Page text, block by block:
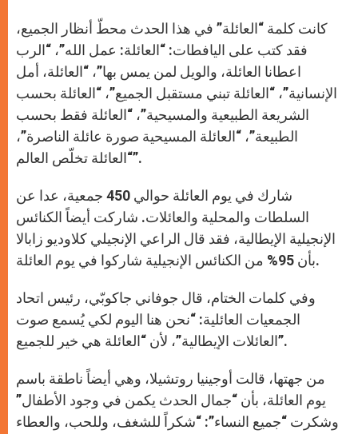
كانت كلمة “العائلة” في هذا الحدث محطّ أنظار الجميع،
فقد كتب على اليافطات: “العائلة: عمل الله”، “الرب
اعطانا العائلة، والويل لمن يمس بها”، “العائلة، أمل
الإنسانية”، “العائلة تبني مستقبل الجميع”، “العائلة بحسب
الشريعة الطبيعية والمسيحية”، “العائلة فقط بحسب
الطبيعة”، “العائلة المسيحية صورة عائلة الناصرة”،
“العائلة تخلّص العالم”.
شارك في يوم العائلة حوالي 450 جمعية، عدا عن
السلطات والمحلية والعائلات. شاركت أيضاً الكنائس
الإنجيلية الإيطالية، فقد قال الراعي الإنجيلي كلاوديو زابالا
بأن 95% من الكنائس الإنجيلية شاركوا في يوم العائلة.
وفي كلمات الختام، قال جوفاني جاكوبّي، رئيس اتحاد
الجمعيات العائلية: “نحن هنا اليوم لكي يُسمع صوت
العائلات الإيطالية”، لأن “العائلة هي خير للجميع”.
من جهتها، قالت أوجينيا روتشيلا، وهي أيضاً ناطقة باسم
يوم العائلة، بأن “جمال الحدث يكمن في وجود الأطفال”
وشكرت “جميع النساء”: “شكراً للشغف، وللحب، والعطاء